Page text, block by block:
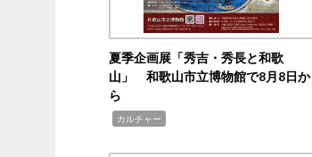
夏季企画展「秀吉・秀長と和歌
山」 和歌山市立博物館で8月8日か
ら
カルチャー